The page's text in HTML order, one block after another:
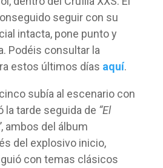
seguir con su
intacta, pone punto y
Podéis consultar la
estos últimos días aquí.
subía al escenario con
la tarde seguida de “El
, ambos del álbum
del explosivo inicio,
con temas clásicos